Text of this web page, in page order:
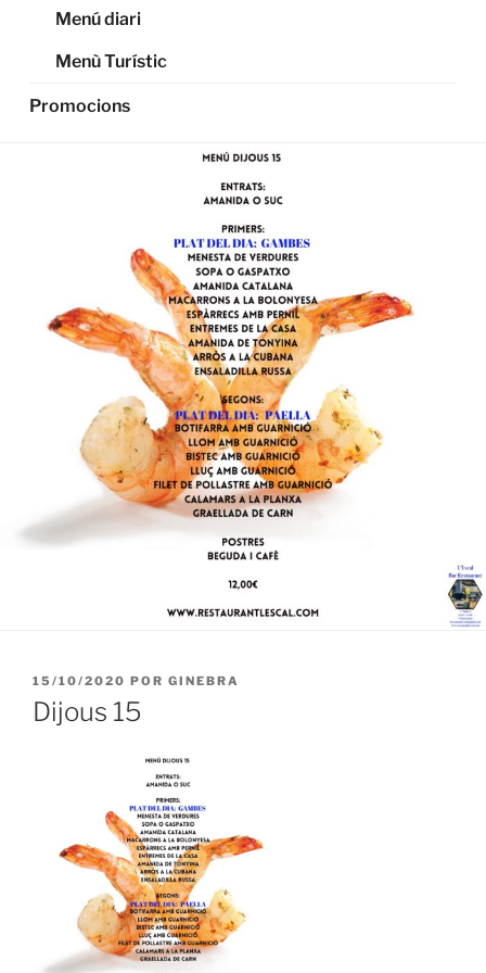
Menú diari
Menù Turístic
Promocions
PUBLICADO
EL
15/10/2020 POR GINEBRA
Dijous 15